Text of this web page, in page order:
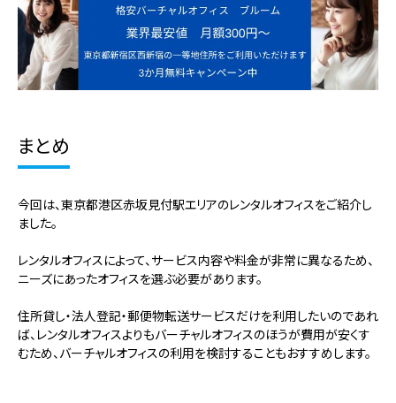
まとめ
今回は、東京都港区赤坂見付駅エリアのレンタルオフィスをご紹介し
ました。
レンタルオフィスによって、サービス内容や料金が非常に異なるため、
ニーズにあったオフィスを選ぶ必要があります。
住所貸し・法人登記・郵便物転送サービスだけを利用したいのであれ
ば、レンタルオフィスよりもバーチャルオフィスのほうが費用が安くす
むため、バーチャルオフィスの利用を検討することもおすすめします。